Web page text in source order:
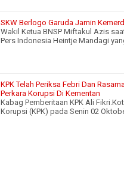
SKW Berlogo Garuda Jamin
Wakil Ketua BNSP Miftakul Azis
Pers Indonesia Heintje Mandagi
KPK Telah Periksa Febri Dan
Perkara Korupsi Di Kementan
Kabag Pemberitaan KPK Ali
Korupsi (KPK) pada Senin 02